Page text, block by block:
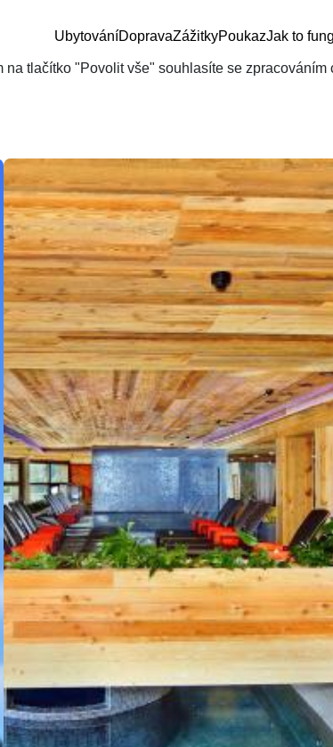
UbytováníDopravaZážitkyPoukazJak to
tlačítko "Povolit vše" souhlasíte se zpracováním